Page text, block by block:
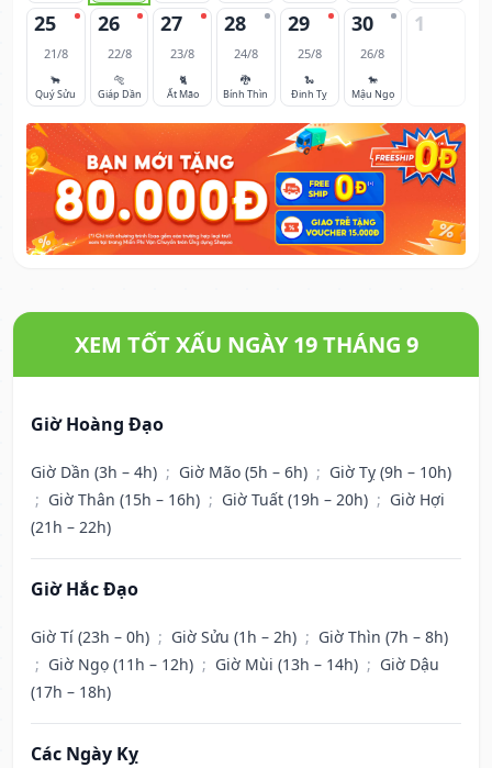
25
21/8
🐂
Quý Sửu
26
22/8
🐅
Giáp Dần
27
23/8
🐈
Ất Mão
28
24/8
🐉
Bính Thìn
29
25/8
🐍
Đinh Tỵ
30
26/8
🐎
Mậu Ngọ
1
XEM TỐT XẤU NGÀY 19 THÁNG 9
Giờ Hoàng Đạo
Giờ Dần (3h – 4h) ; Giờ Mão (5h – 6h) ; Giờ Tỵ (9h – 10h)
; Giờ Thân (15h – 16h) ; Giờ Tuất (19h – 20h) ; Giờ Hợi
(21h – 22h)
Giờ Hắc Đạo
Giờ Tí (23h – 0h) ; Giờ Sửu (1h – 2h) ; Giờ Thìn (7h – 8h)
; Giờ Ngọ (11h – 12h) ; Giờ Mùi (13h – 14h) ; Giờ Dậu
(17h – 18h)
Các Ngày Kỵ